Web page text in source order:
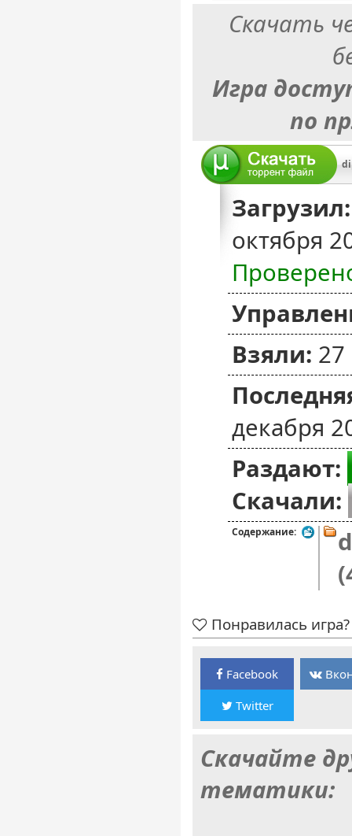
Скачать
Игра
по
Загрузил:
октября
Взяли:
декабря
Раздают:
Скачали:
Содержание:
Понравилась
Facebook
Twitter
Скачайте
тематики: